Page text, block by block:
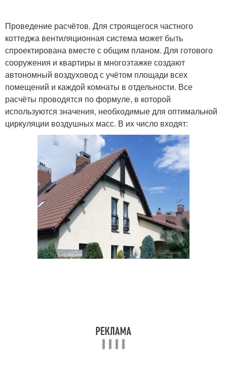
Проведение расчётов. Для строящегося частного
коттеджа вентиляционная система может быть
спроектирована вместе с общим планом. Для готового
сооружения и квартиры в многоэтажке создают
автономный воздуховод с учётом площади всех
помещений и каждой комнаты в отдельности. Все
расчёты проводятся по формуле, в которой
используются значения, необходимые для оптимальной
циркуляции воздушных масс. В их число входят: